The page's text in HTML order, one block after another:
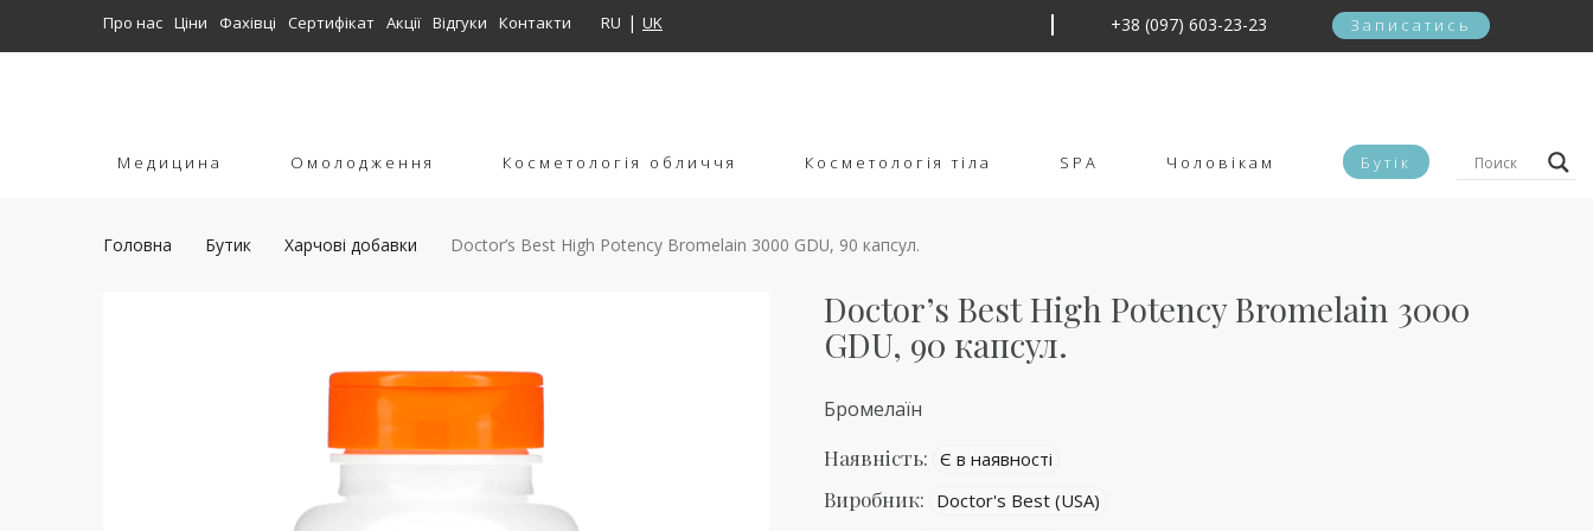
Про нас Ціни Фахівці Сертифікат Акції Відгуки Контакти RU UK +38 (097) 603-23-23 Записатись
Медицина Омолодження Косметологія обличчя Косметологія тіла SPA Чоловікам Бутік
Головна Бутик Харчові добавки Doctor’s Best High Potency Bromelain 3000 GDU, 90 капсул.
Doctor’s Best High Potency Bromelain 3000
GDU, 90 капсул.
Бромелаїн
Наявність: Є в наявності
Виробник: Doctor's Best (USA)